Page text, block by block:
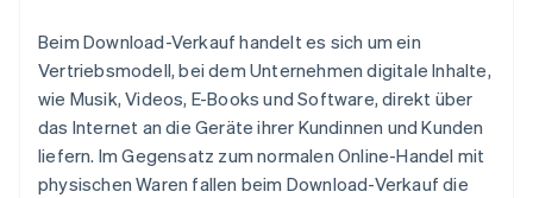
Beim Download-Verkauf handelt es sich um ein
Vertriebsmodell, bei dem Unternehmen digitale Inhalte,
wie Musik, Videos, E-Books und Software, direkt über
das Internet an die Geräte ihrer Kundinnen und Kunden
liefern. Im Gegensatz zum normalen Online-Handel mit
physischen Waren fallen beim Download-Verkauf die